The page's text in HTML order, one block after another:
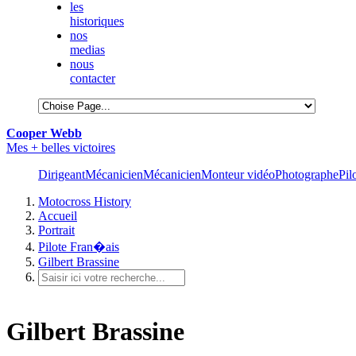
les
historiques
nos
medias
nous
contacter
Cooper Webb
Mes + belles victoires
DirigeantMécanicienMécanicienMonteur vidéoPhotographe
Motocross History
Accueil
Portrait
Pilote Fran�ais
Gilbert Brassine
Gilbert Brassine